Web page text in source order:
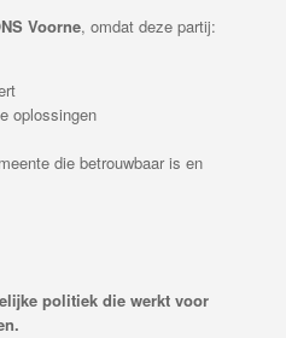
Voorne, omdat deze partij:
oplossingen
die betrouwbaar is en
politiek die werkt voor